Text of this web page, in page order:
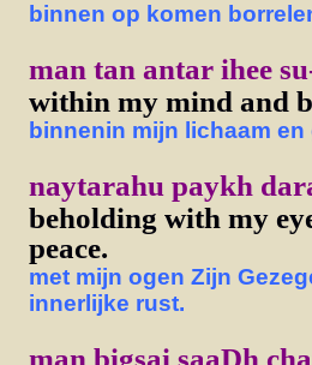
binnen op komen
man tan antar ihee
within my mind and
binnenin mijn lichaam
naytarahu paykh
beholding with my
peace.
met mijn ogen Zijn
innerlijke rust.
man bigsai saaDh